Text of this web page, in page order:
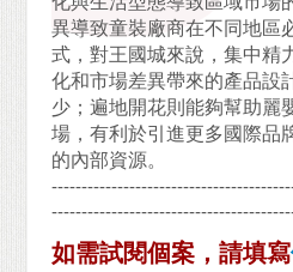
異導致童裝廠商在不同地區
式，對王國城來說，集中精
化和市場差異帶來的產品設
少；遍地開花則能夠幫助麗
場，有利於引進更多國際品
的內部資源。
如需試閱個案，請填寫